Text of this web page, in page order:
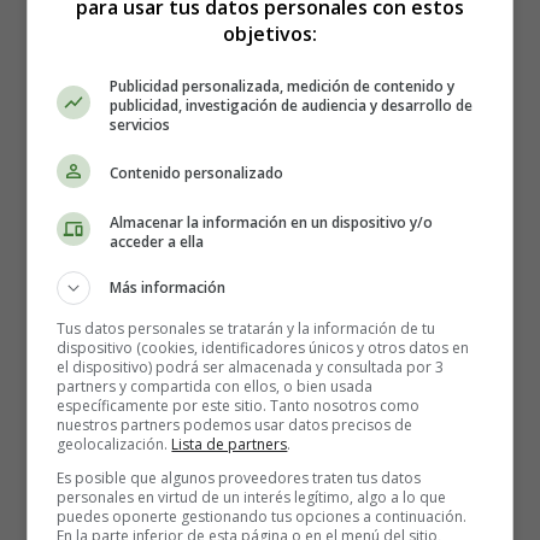
Que Usted navegue por el sitio
cómo utiliza Usted la página web, para así entender la
usabilidad del sitio, y ayudarnos a implementar las
información sobre Usted que pueda ser usada con fines
(tales como sus datos de usuario) más allá de esa visita en
2. Cookies Funcionales
Nuestro propósito con estas cookies no es otro que
mejorar la experiencia de los usuarios de
menudospeques.net. Podrá rechazar en cualquier
momento el uso de dichas cookies. menudospeques.net
utiliza estas cookies para recordar ciertos parámetros de
configuración o para proporcionar ciertos servicios o
para usar tus datos personales con estos
objetivos:
Publicidad personalizada, medición de contenido y
publicidad, investigación de audiencia y desarrollo de
servicios
Contenido personalizado
Almacenar la información en un dispositivo y/o
acceder a ella
Más información
Tus datos personales se tratarán y la información de tu
dispositivo (cookies, identificadores únicos y otros datos en
el dispositivo) podrá ser almacenada y consultada por 3
partners y compartida con ellos, o bien usada
específicamente por este sitio. Tanto nosotros como
nuestros partners podemos usar datos precisos de
geolocalización. Lista de partners.
Es posible que algunos proveedores traten tus datos
personales en virtud de un interés legítimo, algo a lo que
puedes oponerte gestionando tus opciones a continuación.
En la parte inferior de esta página o en el menú del sitio,